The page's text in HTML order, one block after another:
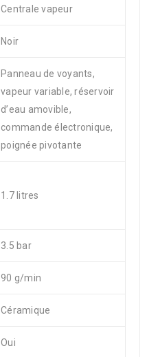
Centrale vapeur
Noir
Panneau de voyants,
vapeur variable, réservoir
d’eau amovible,
commande électronique,
poignée pivotante
1.7 litres
3.5 bar
90 g/min
Céramique
Oui